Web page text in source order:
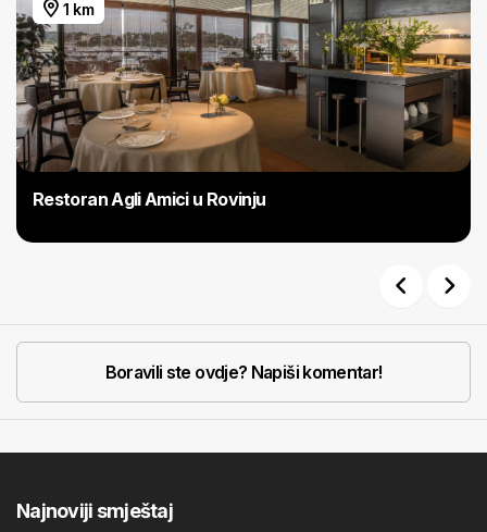
1 km
Restoran Agli Amici u Rovinju
Boravili ste ovdje? Napiši komentar!
Najnoviji smještaj